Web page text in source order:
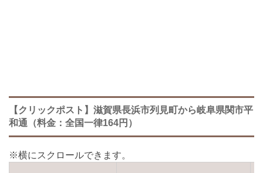
【クリックポスト】滋賀県長浜市列見町から岐阜県関市平
和通（料金：全国一律164円）